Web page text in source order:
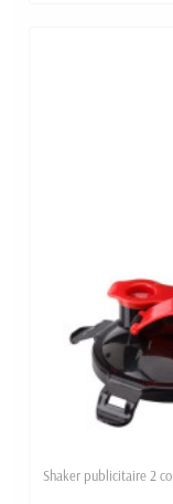
Shaker publicitaire 2